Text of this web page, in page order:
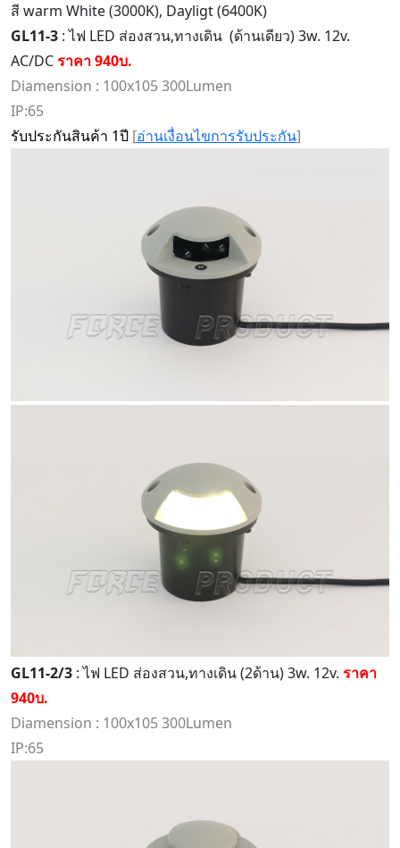
สี warm White (3000K), Dayligt (6400K)
GL11-3 : ไฟ LED ส่องสวน,ทางเดิน (ด้านเดียว) 3w. 12v.
AC/DCราคา 940บ.
Diamension : 100x105 300Lumen
IP:65
รับประกันสินค้า 1ปี [อ่านเงื่อนไขการรับประกัน]
GL11-2/3 : ไฟ LED ส่องสวน,ทางเดิน (2ด้าน) 3w. 12v. ราคา
940บ.
Diamension : 100x105 300Lumen
IP:65